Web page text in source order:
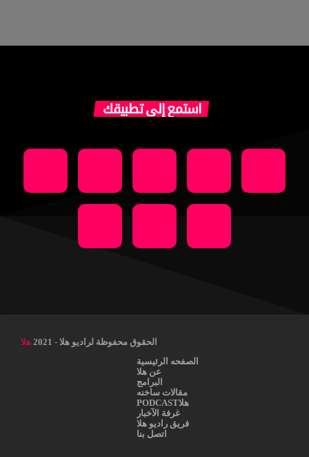
استمع إلى تطبيقك
الحقوق محفوظة لراديو هلا - 2021
هلا
الصفحه الرئيسية
عن هلا
البرامج
مقالات ساخنه
هلاPODCAST
غرفة الآخبار
فريق راديو هلا
اتصل بنا